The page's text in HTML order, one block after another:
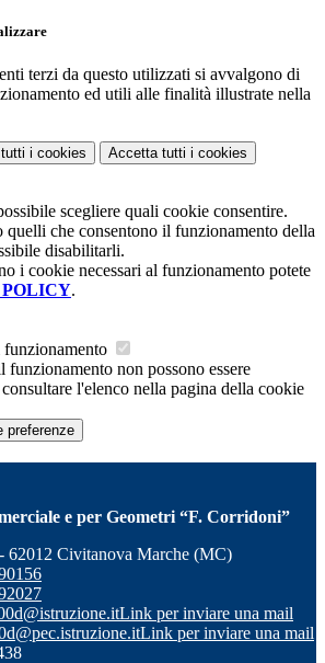
terzi da questo utilizzati si avvalgono di
ed utili alle finalità illustrate nella
i cookies Accetta tutti i cookies
scegliere quali cookie consentire.
quelli che consentono il funzionamento della
disabilitarli.
i cookie necessari al funzionamento potete
.
funzionamento
funzionamento non possono essere
l'elenco nella pagina della cookie
preferenze
e per Geometri “F. Corridoni”
62012 Civitanova Marche (MC)
Link per inviare una mail
Link per inviare una mail